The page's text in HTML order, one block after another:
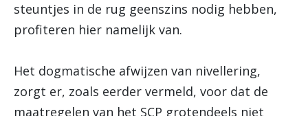
steuntjes in de rug geenszins nodig hebben,
profiteren hier namelijk van.
Het dogmatische afwijzen van nivellering,
zorgt er, zoals eerder vermeld, voor dat de
maatregelen van het SCP grotendeels niet